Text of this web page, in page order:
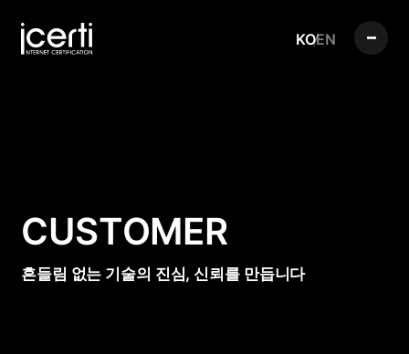
KOEN
CUSTOMER
흔들림 없는 기술의 진심, 신뢰를 만듭니다